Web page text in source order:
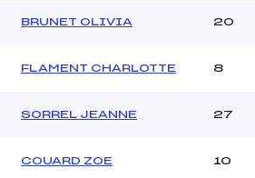
BRUNET OLIVIA 20
FLAMENT CHARLOTTE 8
SORREL JEANNE 27
COUARD ZOE 10